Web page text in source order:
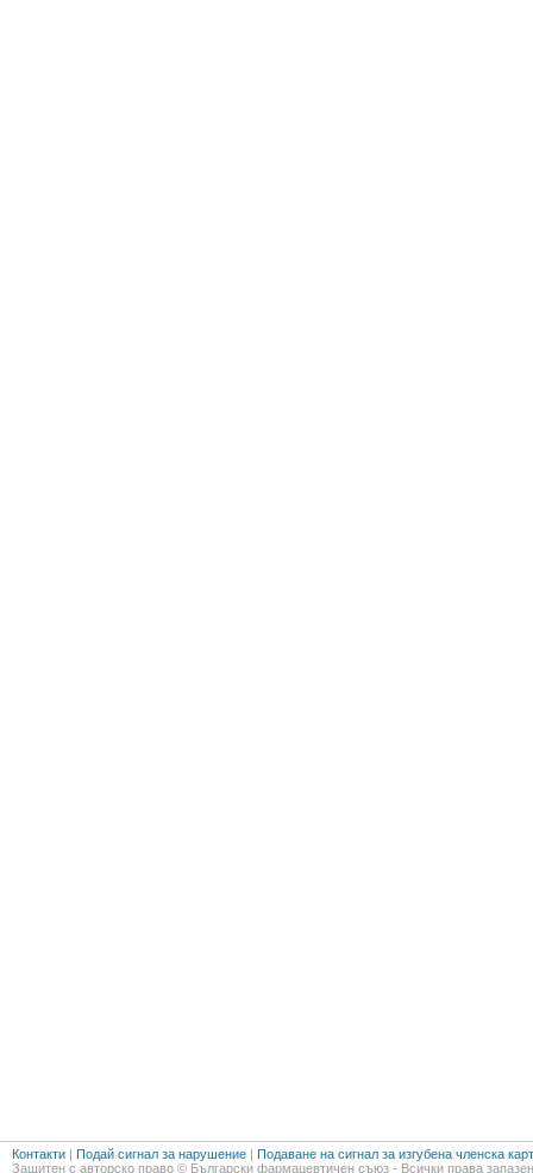
Контакти | Подай сигнал за нарушение | Подаване на сигнал за изгубена членска
Защитен с авторско право © Български фармацевтичен съюз - Всички права